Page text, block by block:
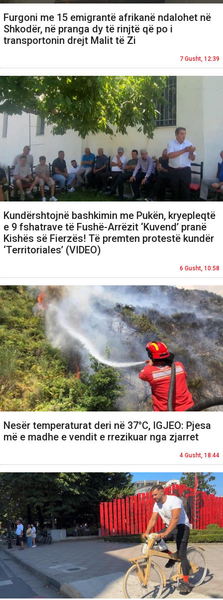
Furgoni me 15 emigrantë afrikanë ndalohet në
Shkodër, në pranga dy të rinjtë që po i
transportonin drejt Malit të Zi
7 Gusht, 12:39
Kundërshtojnë bashkimin me Pukën, kryepleqtë
e 9 fshatrave të Fushë-Arrëzit ‘Kuvend’ pranë
Kishës së Fierzës! Të premten protestë kundër
‘Territoriales’ (VIDEO)
6 Gusht, 10:58
Nesër temperaturat deri në 37°C, IGJEO: Pjesa
më e madhe e vendit e rrezikuar nga zjarret
4 Gusht, 18:44